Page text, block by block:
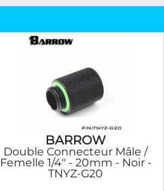
BARROW
Double Connecteur Mâle /
Femelle 1/4" - 20mm - Noir -
TNYZ-G20